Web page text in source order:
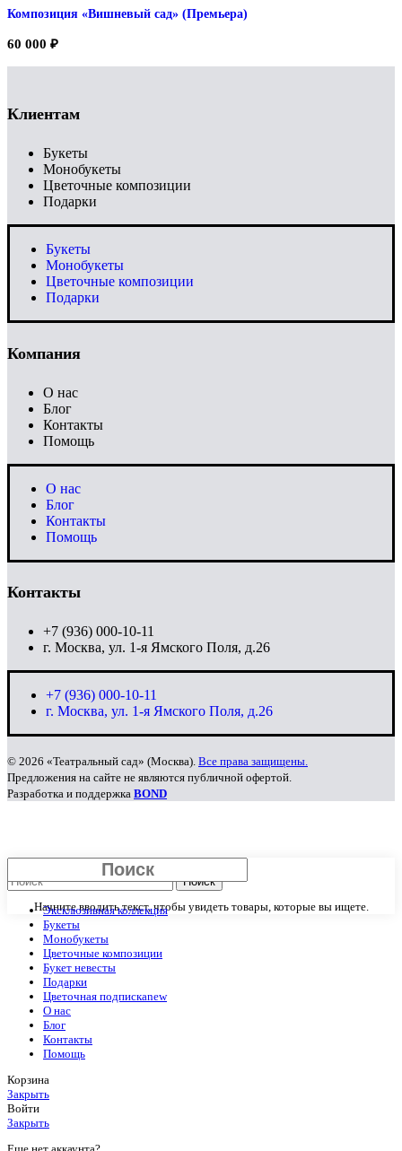
Композиция «Вишневый сад» (Премьера)
60 000 ₽
Клиентам
Букеты
Монобукеты
Цветочные композиции
Подарки
Букеты
Монобукеты
Цветочные композиции
Подарки
Компания
О нас
Блог
Контакты
Помощь
О нас
Блог
Контакты
Помощь
Контакты
+7 (936) 000-10-11
г. Москва, ул. 1-я Ямского Поля, д.26
+7 (936) 000-10-11
г. Москва, ул. 1-я Ямского Поля, д.26
© 2026 «Театральный сад» (Москва). Все права защищены.
Предложения на сайте не являются публичной офертой.
Разработка и поддержка BOND
Начните вводить текст, чтобы увидеть товары, которые вы ищете.
Поиск
Эксклюзивная коллекция
Букеты
Монобукеты
Цветочные композиции
Букет невесты
Подарки
Цветочная подпискаnew
О нас
Блог
Контакты
Помощь
Корзина
Закрыть
Войти
Закрыть